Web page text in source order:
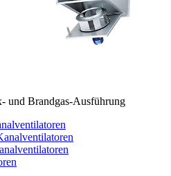
und Brandgas-Ausführung